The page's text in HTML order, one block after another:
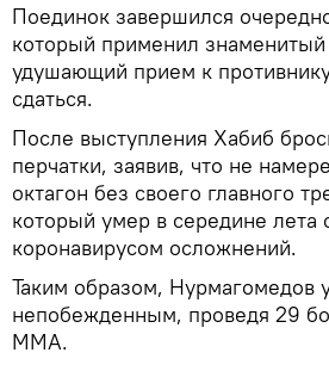
Поединок завершился
который применил знаменитый
удушающий прием к
сдаться.
После выступления Хабиб
перчатки, заявив, что не
октагон без своего главного
который умер в середине лета
коронавирусом осложнений.
Таким образом, Нурмагомедов
непобежденным, проведя 29
ММА.